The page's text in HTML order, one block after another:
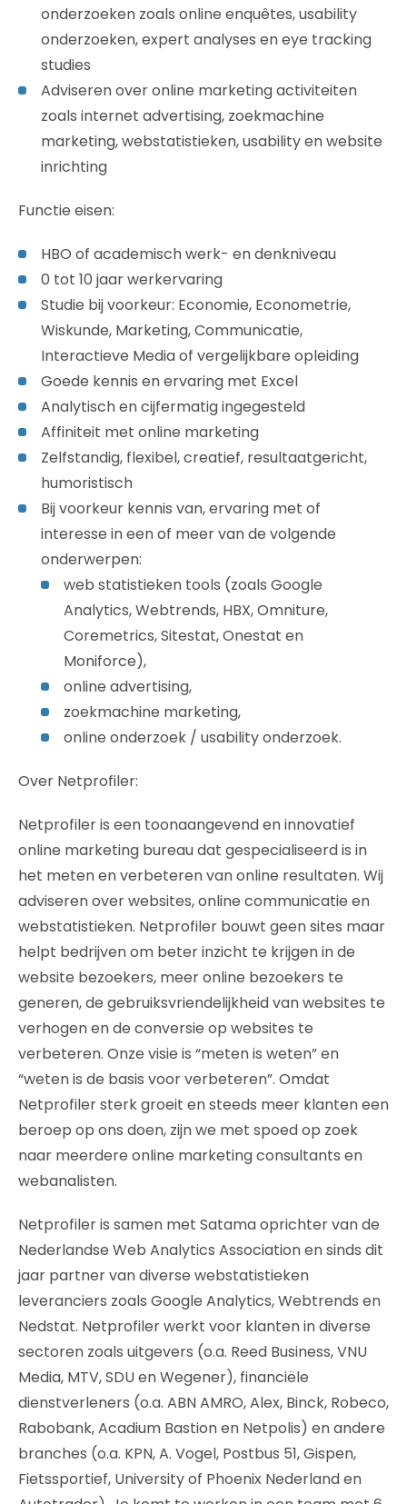
onderzoeken zoals online enquêtes, usability
onderzoeken, expert analyses en eye tracking
studies
Adviseren over online marketing activiteiten
zoals internet advertising, zoekmachine
marketing, webstatistieken, usability en website
inrichting
Functie eisen:
HBO of academisch werk- en denkniveau
0 tot 10 jaar werkervaring
Studie bij voorkeur: Economie, Econometrie,
Wiskunde, Marketing, Communicatie,
Interactieve Media of vergelijkbare opleiding
Goede kennis en ervaring met Excel
Analytisch en cijfermatig ingegesteld
Affiniteit met online marketing
Zelfstandig, flexibel, creatief, resultaatgericht,
humoristisch
Bij voorkeur kennis van, ervaring met of
interesse in een of meer van de volgende
onderwerpen:
web statistieken tools (zoals Google
Analytics, Webtrends, HBX, Omniture,
Coremetrics, Sitestat, Onestat en
Moniforce),
online advertising,
zoekmachine marketing,
online onderzoek / usability onderzoek.
Over Netprofiler:
Netprofiler is een toonaangevend en innovatief
online marketing bureau dat gespecialiseerd is in
het meten en verbeteren van online resultaten. Wij
adviseren over websites, online communicatie en
webstatistieken. Netprofiler bouwt geen sites maar
helpt bedrijven om beter inzicht te krijgen in de
website bezoekers, meer online bezoekers te
generen, de gebruiksvriendelijkheid van websites te
verhogen en de conversie op websites te
verbeteren. Onze visie is “meten is weten” en
“weten is de basis voor verbeteren”. Omdat
Netprofiler sterk groeit en steeds meer klanten een
beroep op ons doen, zijn we met spoed op zoek
naar meerdere online marketing consultants en
webanalisten.
Netprofiler is samen met Satama oprichter van de
Nederlandse Web Analytics Association en sinds dit
jaar partner van diverse webstatistieken
leveranciers zoals Google Analytics, Webtrends en
Nedstat. Netprofiler werkt voor klanten in diverse
sectoren zoals uitgevers (o.a. Reed Business, VNU
Media, MTV, SDU en Wegener), financiële
dienstverleners (o.a. ABN AMRO, Alex, Binck, Robeco,
Rabobank, Acadium Bastion en Netpolis) en andere
branches (o.a. KPN, A. Vogel, Postbus 51, Gispen,
Fietssportief, University of Phoenix Nederland en